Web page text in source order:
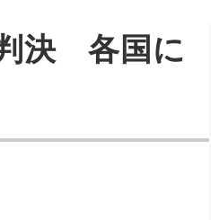
決 各国に